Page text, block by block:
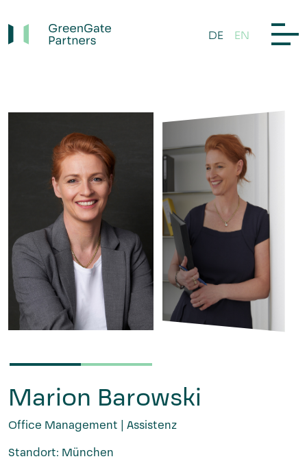
DE EN
Marion Barowski
Office Management | Assistenz
Standort: München